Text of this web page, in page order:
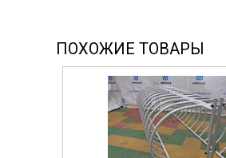
ПОХОЖИЕ ТОВАРЫ